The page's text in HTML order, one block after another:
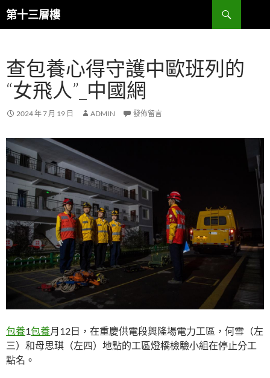
跳
至
內
容
第十三層樓
搜
尋
查包養心得守護中歐班列的
“女飛人”_中國網
2024 年 7 月 19 日 ADMIN 發佈留言
包養1包養月12日，在重慶供電段興隆場電力工區，何雪（左
三）和母思琪（左四）地點的工區燈橋檢驗小組在停止分工
點名。